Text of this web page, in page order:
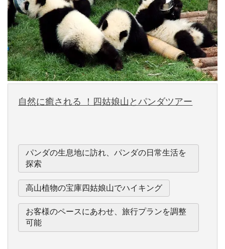
自然に癒される ！四姑娘山とパンダツアー
パンダの生息地に訪れ、パンダの日常生活を
探索
高山植物の宝庫四姑娘山でハイキング
お客様のペースにあわせ、旅行プランを調整
可能